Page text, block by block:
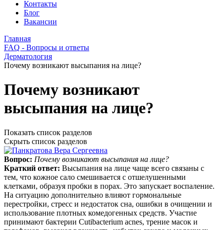
Контакты
Блог
Вакансии
Главная
FAQ - Вопросы и ответы
Дерматология
Почему возникают высыпания на лице?
Почему возникают
высыпания на лице?
Показать список разделов
Скрыть список разделов
Вопрос: Почему возникают высыпания на лице?
Краткий ответ: Высыпания на лице чаще всего связаны с
тем, что кожное сало смешивается с отшелушенными
клетками, образуя пробки в порах. Это запускает воспаление.
На ситуацию дополнительно влияют гормональные
перестройки, стресс и недостаток сна, ошибки в очищении и
использование плотных комедогенных средств. Участие
принимают бактерии Cutibacterium acnes, трение масок и